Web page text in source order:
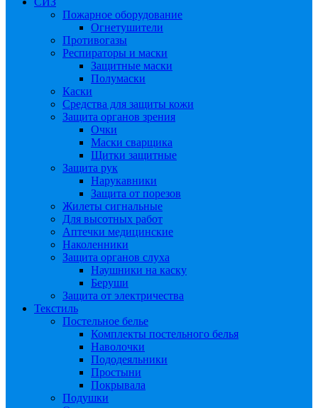
Пожарное оборудование
Огнетушители
Противогазы
Респираторы и маски
Защитные маски
Полумаски
Каски
Средства для защиты кожи
Защита органов зрения
Очки
Маски сварщика
Щитки защитные
Защита рук
Нарукавники
Защита от порезов
Жилеты сигнальные
Для высотных работ
Аптечки медицинские
Наколенники
Защита органов слуха
Наушники на каску
Беруши
Защита от электричества
Текстиль
Постельное белье
Комплекты постельного белья
Наволочки
Пододеяльники
Простыни
Покрывала
Подушки